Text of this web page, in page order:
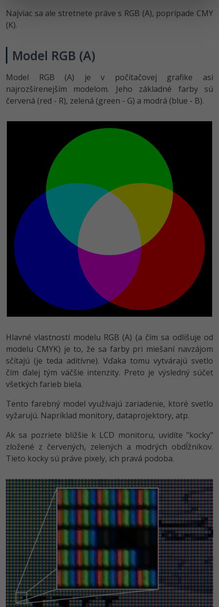
Najviac sa ale stretnete práve s RGB (A), poprípade CMY
(K).
Model RGB (A)
Model RGB (A) je v počítačovej grafike asi
najrozšírenejším modelom. Jeho základné farby sú
červená (red - R), zelená (green - G) a modrá (blue - B).
Hlavné vlastností modelu RGB (A) (a čím sa odlišuje od
modelu CMYK) je to, že sa farby pri miešaní navzájom
sčítajú (je teda aditívne). Vďaka tomu vytvárajú svetlo
čím ďalej tým väčšie intenzity. Preto je výsledný súčet
všetkých farieb biela.
Tento farebný model využívajú zariadenie, ktoré svetlo
vyžarujú. Napríklad monitory, dataprojektory, atp.
Ak sa pozriete bližšie k LCD monitoru, uvidíte "kocky"
zložené z červených, zelených a modrých obdĺžnikov.
Tieto kocky sú práve pixely, ich pravá podoba.